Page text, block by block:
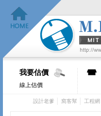
我要估價
線上估價
設計老爹 窩客幫 工程網